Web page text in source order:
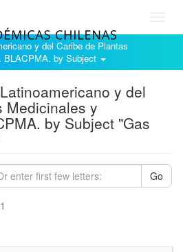
y del Caribe de Plantas
BLACPMA. by Subject
y del
Medicinales y
by Subject "Gas
Go